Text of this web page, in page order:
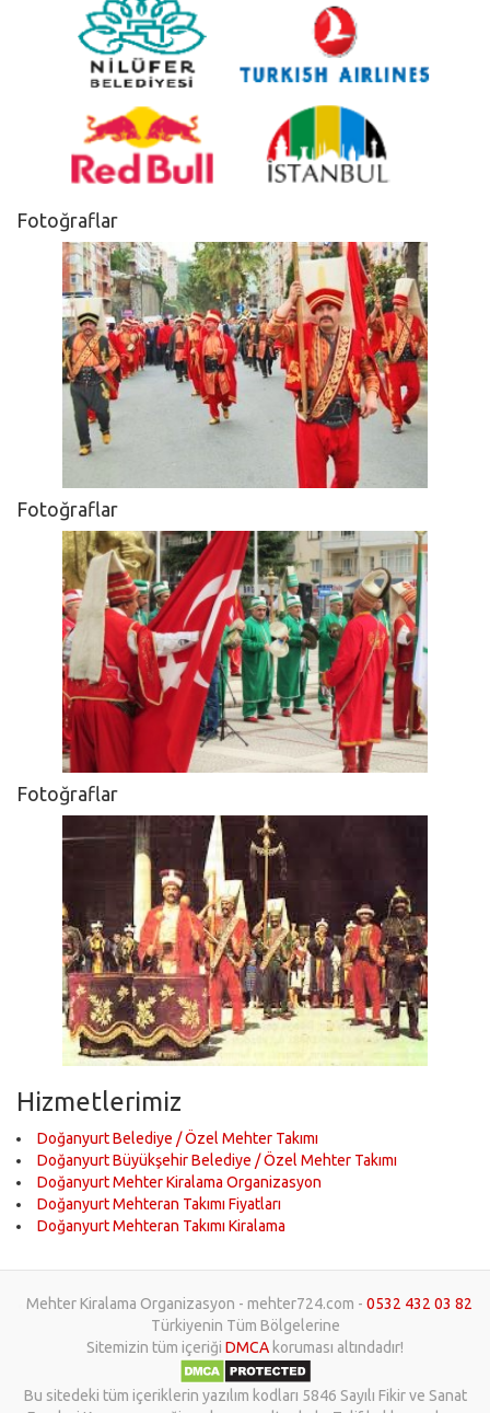
Fotoğraflar
Fotoğraflar
Fotoğraflar
Hizmetlerimiz
Doğanyurt Belediye / Özel Mehter Takımı
Doğanyurt Büyükşehir Belediye / Özel Mehter Takımı
Doğanyurt Mehter Kiralama Organizasyon
Doğanyurt Mehteran Takımı Fiyatları
Doğanyurt Mehteran Takımı Kiralama
Mehter Kiralama Organizasyon - mehter724.com - 0532 432 03 82
Türkiyenin Tüm Bölgelerine
Sitemizin tüm içeriği DMCA koruması altındadır!
Bu sitedeki tüm içeriklerin yazılım kodları 5846 Sayılı Fikir ve Sanat